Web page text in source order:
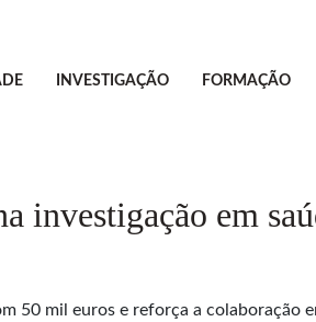
INVESTIGAÇÃO FORMAÇÃO
investigação em
50 mil euros e reforça a